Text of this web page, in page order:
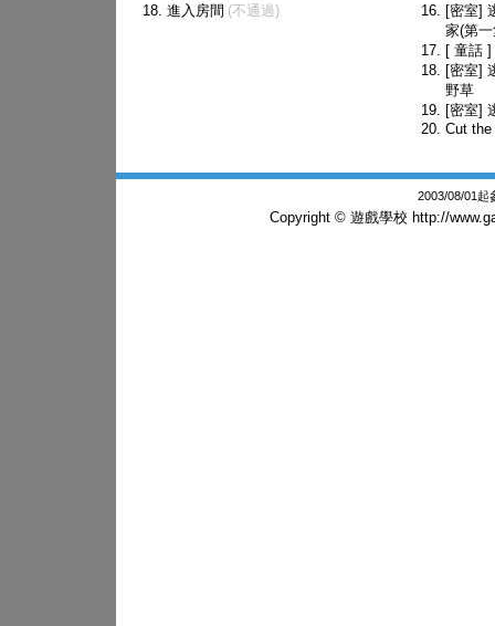
進入房間 (不通過)
[密室]
家(第
[ 童話
[密室]
野草
[密室]
Cut the
2003/08/01起
Copyright © 遊戲學校 http://